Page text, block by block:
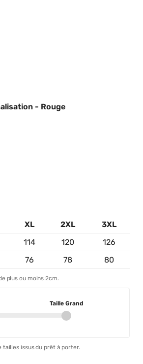
- Rouge
XL 2XL
3XL
114 120
126
76 78 80
plus ou moins 2cm.
Taille Grand
issus du prêt à porter.